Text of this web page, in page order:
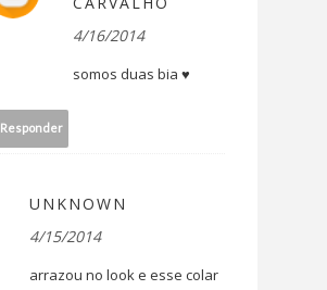
4/16/2014
somos duas bia ♥
Responder
UNKNOWN
4/15/2014
arrazou no look e esse colar